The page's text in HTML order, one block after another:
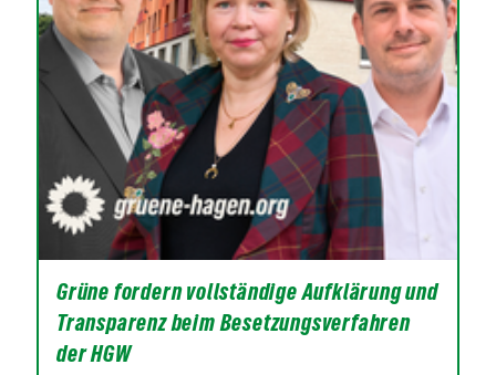
Grüne fordern vollständige Aufklärung und
Transparenz beim Besetzungsverfahren
der HGW